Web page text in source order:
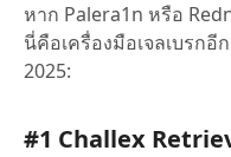
หาก Palera1n หรือ
นี่คือเครื่องมือเจลเบรก
2025:
#1 Challex